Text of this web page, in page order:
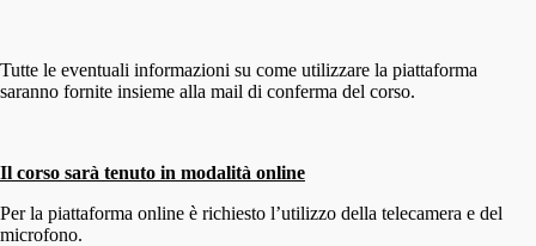
Tutte le eventuali informazioni su come utilizzare la piattaforma
saranno fornite insieme alla mail di conferma del corso.
Il corso sarà tenuto in modalità online
Per la piattaforma online è richiesto l’utilizzo della telecamera e del
microfono.